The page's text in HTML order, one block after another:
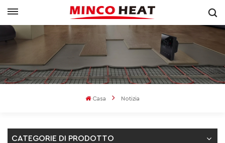
Casa Notizia
CATEGORIE DI PRODOTTO